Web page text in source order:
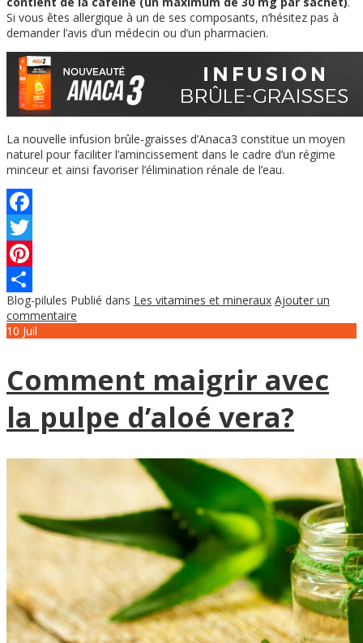
Si vous êtes allergique à un de ses composants, n’hésitez pas à
demander l’avis d’un médecin ou d’un pharmacien.
La nouvelle infusion brûle-graisses d’Anaca3 constitue un moyen
naturel pour faciliter l’amincissement dans le cadre d’un régime
minceur et ainsi favoriser l’élimination rénale de l’eau.
Facebook
Twitter
Pinterest
Partager
Blog-pilules Publié dans Les vitamines et mineraux Ajouter un
commentaire
10 Juil
Comment maigrir avec
la pulpe d’aloé vera?